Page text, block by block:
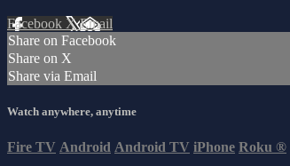
Facebook XEmail
Share on Facebook
Share on X
Share via Email
Watch anywhere, anytime
Fire TV Android Android TV iPhone Roku ®